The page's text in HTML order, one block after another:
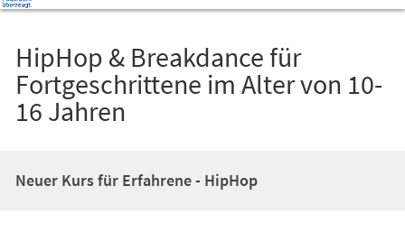
HipHop & Breakdance für
Fortgeschrittene im Alter von 10-
16 Jahren
Neuer Kurs für Erfahrene - HipHop